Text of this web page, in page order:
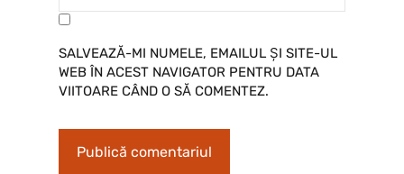
SALVEAZĂ-MI NUMELE, EMAILUL ȘI SITE-UL
WEB ÎN ACEST NAVIGATOR PENTRU DATA
VIITOARE CÂND O SĂ COMENTEZ.